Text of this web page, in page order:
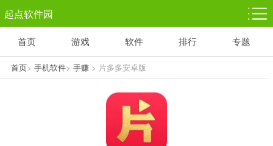
起点软件园
塔防游戏
1千+款游戏
休闲益智
1万+款游戏
体育竞技
5百+款游戏
赛车竞速
3百+款游戏
首页 游戏 软件 排行 专题
首页> 手机软件> 手赚> 片多多安卓版